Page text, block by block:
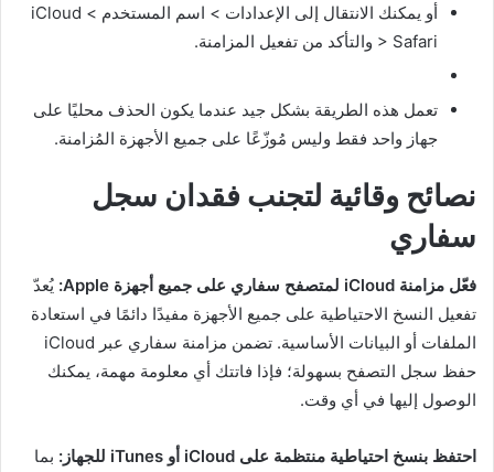
أو يمكنك الانتقال إلى الإعدادات > اسم المستخدم > iCloud
> Safari والتأكد من تفعيل المزامنة.
تعمل هذه الطريقة بشكل جيد عندما يكون الحذف محليًا على
جهاز واحد فقط وليس مُوزّعًا على جميع الأجهزة المُزامنة.
نصائح وقائية لتجنب فقدان سجل
سفاري
فعّل مزامنة iCloud لمتصفح سفاري على جميع أجهزة Apple:
يُعدّ
تفعيل النسخ الاحتياطية على جميع الأجهزة مفيدًا دائمًا في استعادة
الملفات أو البيانات الأساسية. تضمن مزامنة سفاري عبر iCloud
حفظ سجل التصفح بسهولة؛ فإذا فاتتك أي معلومة مهمة، يمكنك
الوصول إليها في أي وقت.
احتفظ بنسخ احتياطية منتظمة على iCloud أو iTunes للجهاز:
بما